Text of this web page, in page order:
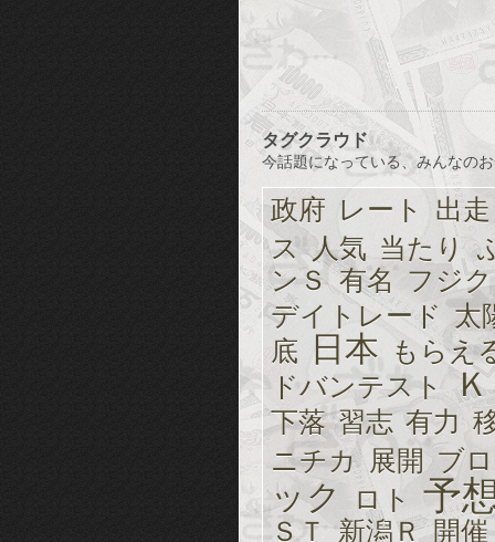
タグクラウド
今話題になっている、みんなの
政府 レート
出走
ス 人気 当たり
ンＳ 有名
フジ
デイトレード 太
底
日本 もらえ
ドバンテスト
下落 習志 有力
ニチカ 展開 ブロ
ック ロト 予
ＳＴ 新潟Ｒ 開催